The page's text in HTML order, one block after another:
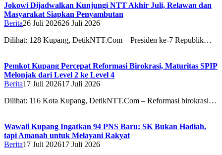
Jokowi Dijadwalkan Kunjungi NTT Akhir Juli, Relawan dan
Masyarakat Siapkan Penyambutan
Berita26 Juli 202626 Juli 2026
Dilihat: 128 Kupang, DetikNTT.Com – Presiden ke-7 Republik…
Pemkot Kupang Percepat Reformasi Birokrasi, Maturitas SPIP
Melonjak dari Level 2 ke Level 4
Berita17 Juli 202617 Juli 2026
Dilihat: 116 Kota Kupang, DetikNTT.Com – Reformasi birokrasi…
Wawali Kupang Ingatkan 94 PNS Baru: SK Bukan Hadiah,
tapi Amanah untuk Melayani Rakyat
Berita17 Juli 202617 Juli 2026